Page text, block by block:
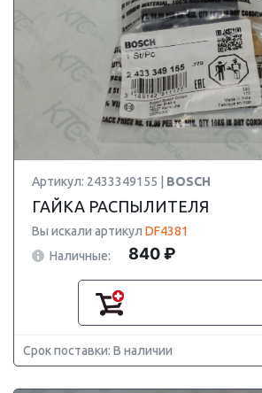
Артикул: 2433349155 | BOSCH
ГАЙКА РАСПЫЛИТЕЛЯ
Вы искали артикул DF4381
Наличные:
840 ₽
Срок поставки: В наличии